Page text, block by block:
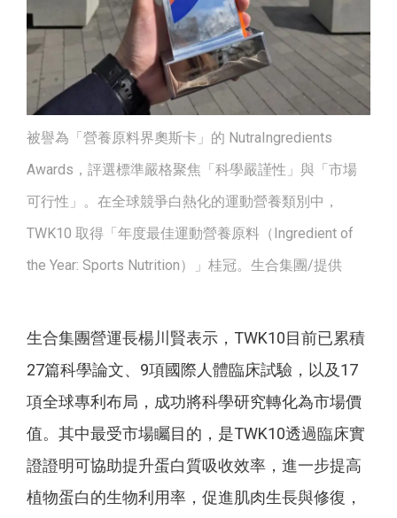
被譽為「營養原料界奧斯卡」的 NutraIngredients
Awards，評選標準嚴格聚焦「科學嚴謹性」與「市場
可行性」。在全球競爭白熱化的運動營養類別中，
TWK10 取得「年度最佳運動營養原料（Ingredient of
the Year: Sports Nutrition）」桂冠。生合集團/提供
生合集團營運長楊川賢表示，TWK10目前已累積
27篇科學論文、9項國際人體臨床試驗，以及17
項全球專利布局，成功將科學研究轉化為市場價
值。其中最受市場矚目的，是TWK10透過臨床實
證證明可協助提升蛋白質吸收效率，進一步提高
植物蛋白的生物利用率，促進肌肉生長與修復，